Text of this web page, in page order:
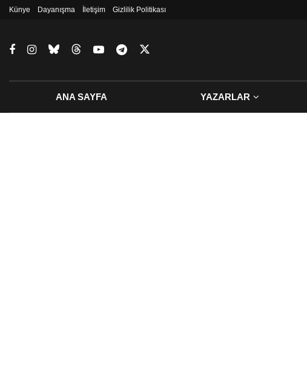
Künye Dayanışma İletişim Gizlilik Politikası
ANA SAYFA YAZARLAR